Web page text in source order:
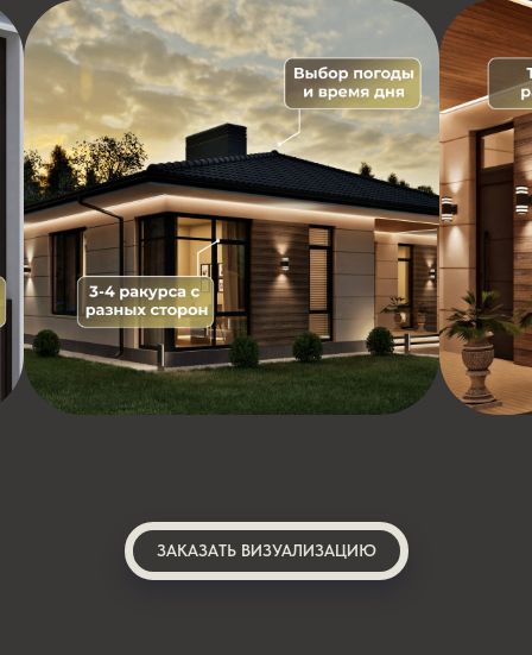
ЗАКАЗАТЬ ВИЗУАЛИЗАЦИЮ